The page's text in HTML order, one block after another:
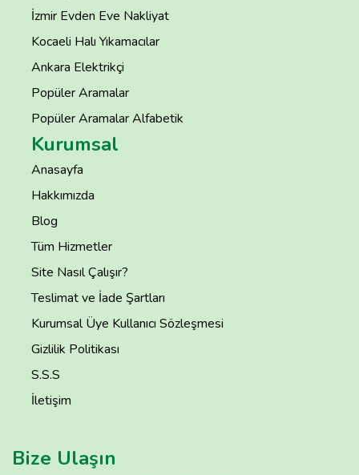
İzmir Evden Eve Nakliyat
Kocaeli Halı Yıkamacılar
Ankara Elektrikçi
Popüler Aramalar
Popüler Aramalar Alfabetik
Kurumsal
Anasayfa
Hakkımızda
Blog
Tüm Hizmetler
Site Nasıl Çalışır?
Teslimat ve İade Şartları
Kurumsal Üye Kullanıcı Sözleşmesi
Gizlilik Politikası
S.S.S
İletişim
Bize Ulaşın